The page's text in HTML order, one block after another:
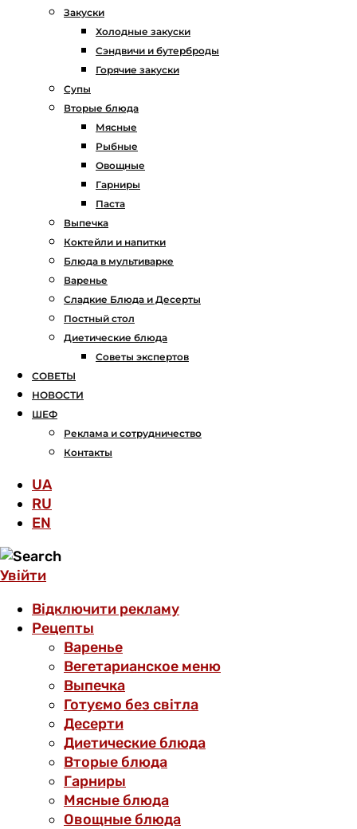
Закуски
Холодные закуски
Сэндвичи и бутерброды
Горячие закуски
Супы
Вторые блюда
Мясные
Рыбные
Овощные
Гарниры
Паста
Выпечка
Коктейли и напитки
Блюда в мультиварке
Варенье
Сладкие Блюда и Десерты
Постный стол
Диетические блюда
Советы экспертов
СОВЕТЫ
НОВОСТИ
ШЕФ
Реклама и сотрудничество
Контакты
UA
RU
EN
Увійти
Відключити рекламу
Рецепты
Варенье
Вегетарианское меню
Выпечка
Готуємо без світла
Десерти
Диетические блюда
Вторые блюда
Гарниры
Мясные блюда
Овощные блюда